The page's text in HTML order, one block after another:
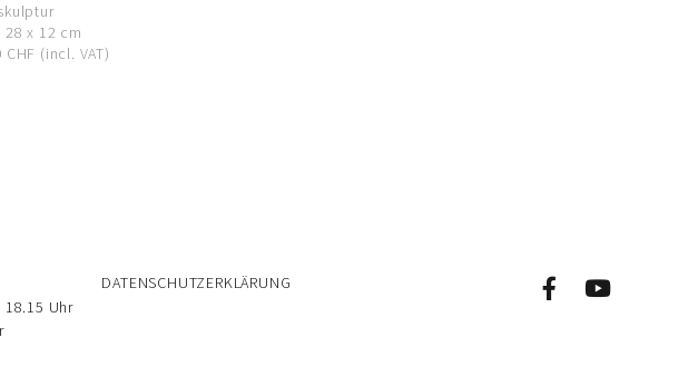
28 x 12 cm
CHF (incl. VAT)
Uhr
DATENSCHUTZERKLÄRUNG